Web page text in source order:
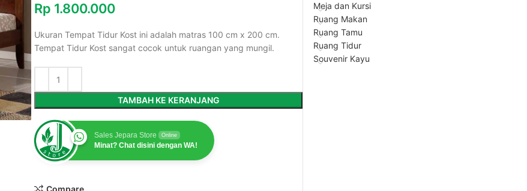
Rp 1.800.000
Ukuran Tempat Tidur Kost ini adalah matras 100 cm x 200 cm.
Tempat Tidur Kost sangat cocok untuk ruangan yang mungil.
TAMBAH KE KERANJANG
Sales Jepara Store Online
Minat? Chat disini dengan WA!
Compare
Meja dan Kursi
Ruang Makan
Ruang Tamu
Ruang Tidur
Souvenir Kayu